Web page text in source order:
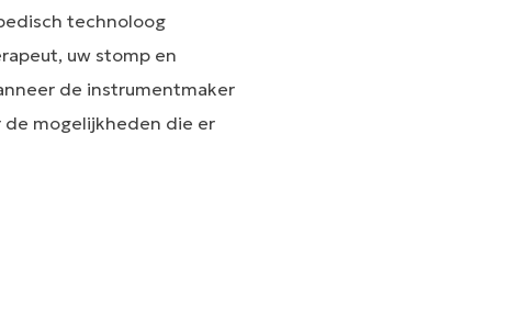
technoloog
uw stomp en
de instrumentmaker
de mogelijkheden die er